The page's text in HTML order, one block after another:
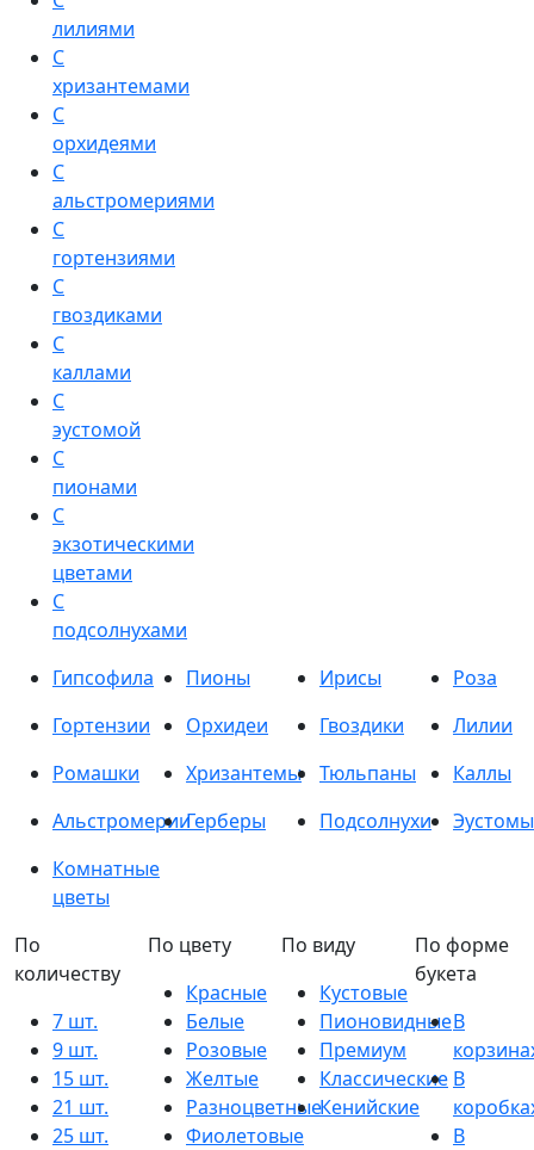
лилиями
С
хризантемами
С
орхидеями
С
альстромериями
С
гортензиями
С
гвоздиками
С
каллами
С
эустомой
С
пионами
С
экзотическими
цветами
С
подсолнухами
Гипсофила
Пионы Ирисы
Роза
Гортензии
Орхидеи Гвоздики
Лилии
Ромашки
Хризантемы Тюльпаны
Каллы
АльстромерииГерберы Подсолнухи
Эустомы
Комнатные
цветы
По
количеству
7 шт.
9 шт.
15 шт.
21 шт.
25 шт.
По цвету
Красные
Белые
Розовые
Желтые
Разноцветные
Фиолетовые
По виду
Кустовые
Пионовидные
Премиум
Классические
Кенийские
По форме
букета
В
В
В